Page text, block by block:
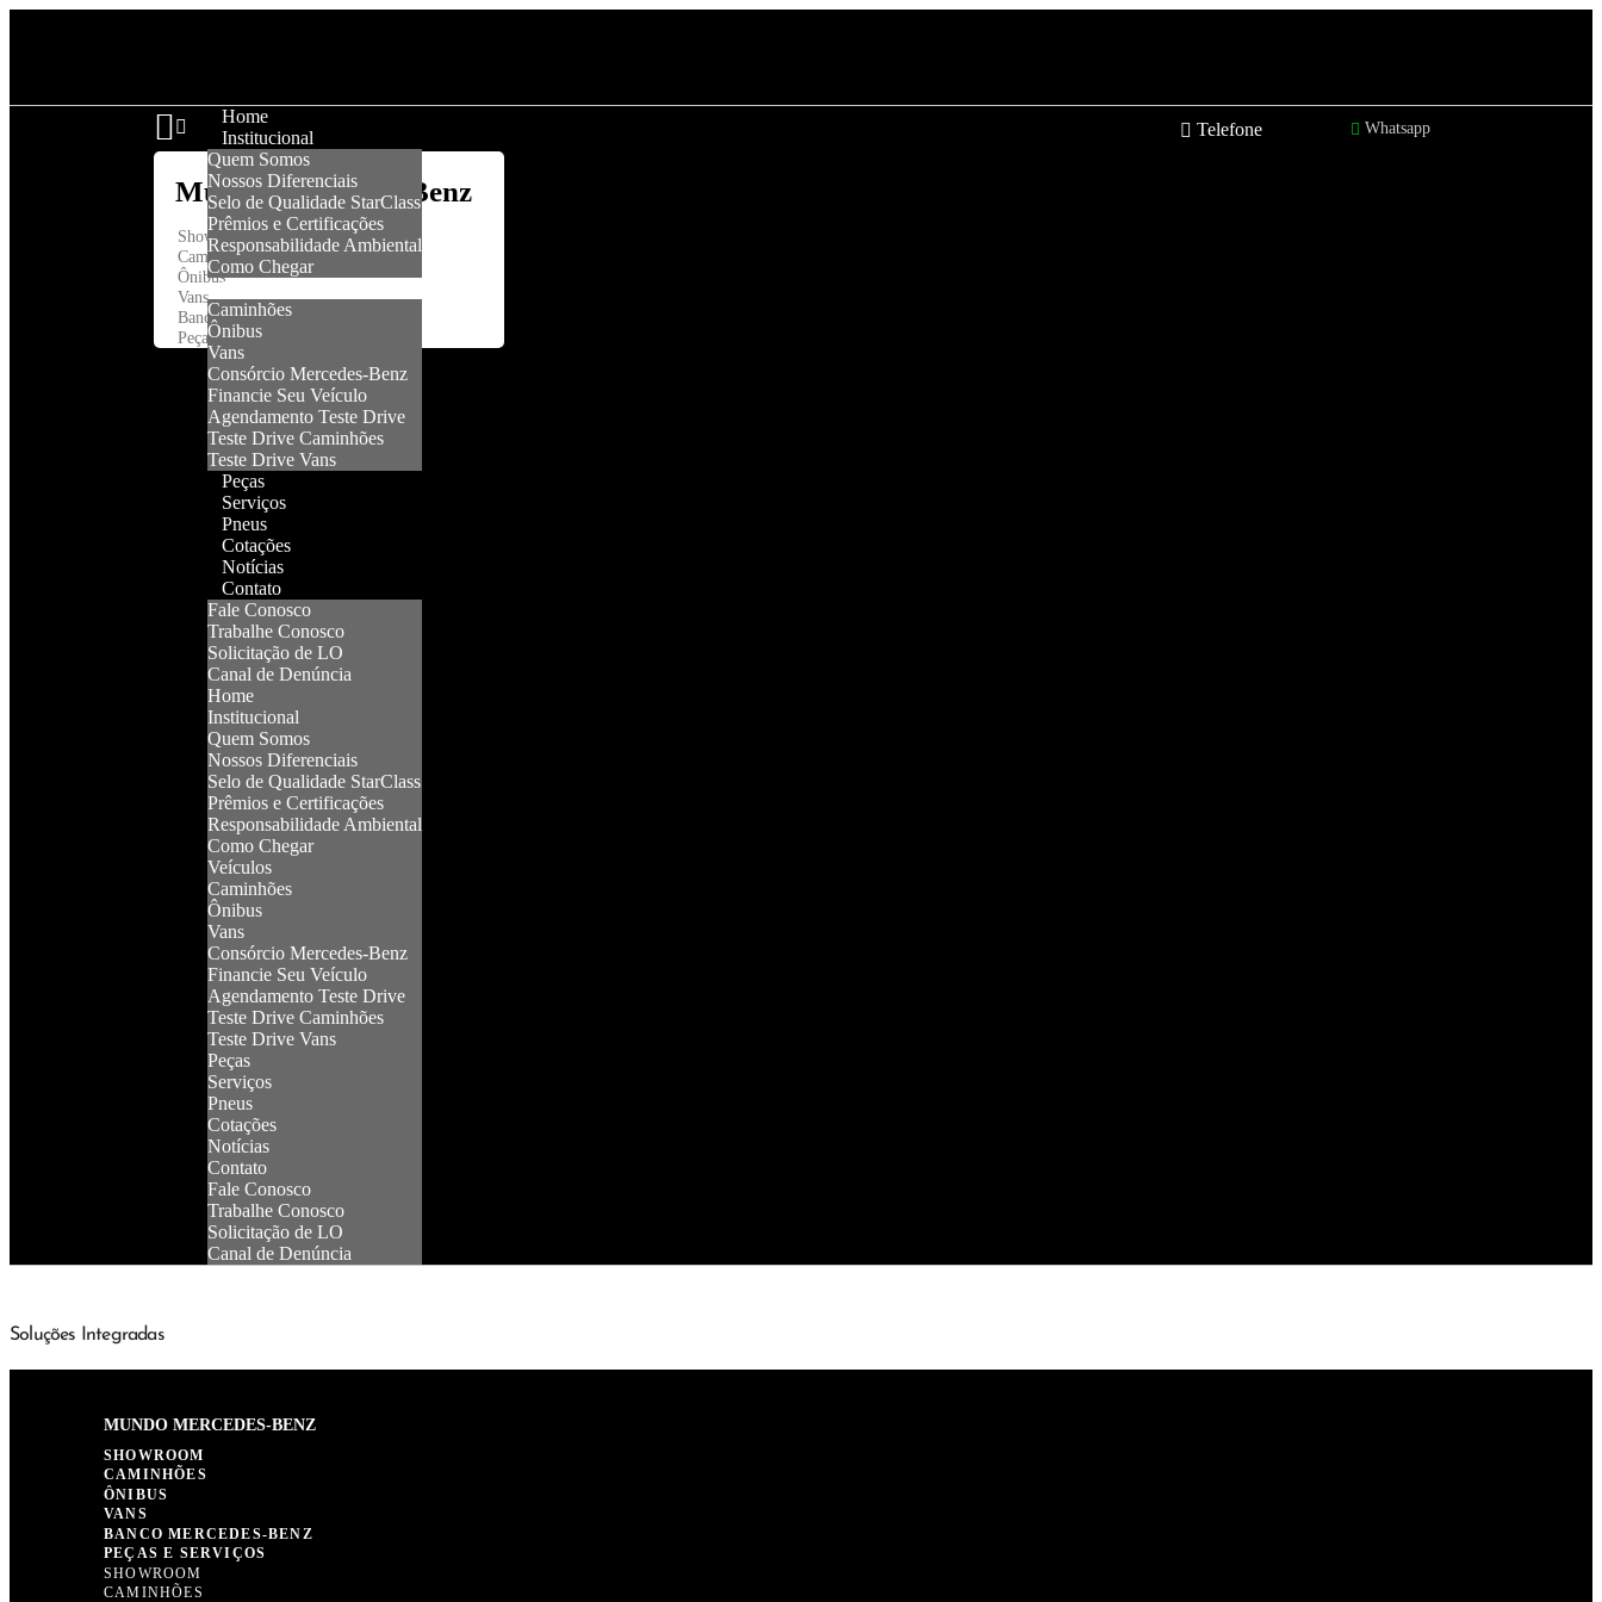
Showroom
Caminhões
Ônibus
Vans
Banco Mercedes-Benz
Peças e Serviços
Home
Institucional
Quem Somos
Nossos Diferenciais
Selo de Qualidade StarClass
Prêmios e Certificações
Responsabilidade Ambiental
Como Chegar
Veículos
Caminhões
Ônibus
Vans
Consórcio Mercedes-Benz
Financie Seu Veículo
Agendamento Teste Drive
Teste Drive Caminhões
Teste Drive Vans
Peças
Serviços
Pneus
Cotações
Notícias
Contato
Fale Conosco
Trabalhe Conosco
Solicitação de LO
Canal de Denúncia
Home
Institucional
Quem Somos
Nossos Diferenciais
Selo de Qualidade StarClass
Prêmios e Certificações
Responsabilidade Ambiental
Como Chegar
Veículos
Caminhões
Ônibus
Vans
Consórcio Mercedes-Benz
Financie Seu Veículo
Agendamento Teste Drive
Teste Drive Caminhões
Teste Drive Vans
Peças
Serviços
Pneus
Cotações
Notícias
Contato
Fale Conosco
Trabalhe Conosco
Solicitação de LO
Canal de Denúncia
Telefone Whatsapp
Soluções Integradas
MUNDO MERCEDES-BENZ
SHOWROOM
CAMINHÕES
ÔNIBUS
VANS
BANCO MERCEDES-BENZ
PEÇAS E SERVIÇOS
SHOWROOM
CAMINHÕES